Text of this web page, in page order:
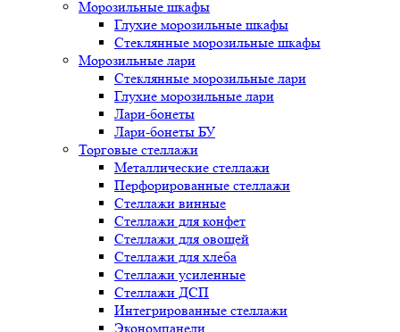
Морозильные шкафы
Глухие морозильные шкафы
Стеклянные морозильные шкафы
Морозильные лари
Стеклянные морозильные лари
Глухие морозильные лари
Лари-бонеты
Лари-бонеты БУ
Торговые стеллажи
Металлические стеллажи
Перфорированные стеллажи
Стеллажи винные
Стеллажи для конфет
Стеллажи для овощей
Стеллажи для хлеба
Стеллажи усиленные
Стеллажи ДСП
Интегрированные стеллажи
Экономпанели